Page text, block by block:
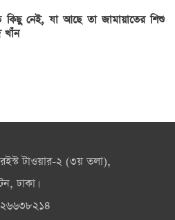
কিছু নেই, যা আছে তা জামায়াতের শিশু
খাঁন
টাওয়ার-২ (৩য় তলা),
ঢাকা।